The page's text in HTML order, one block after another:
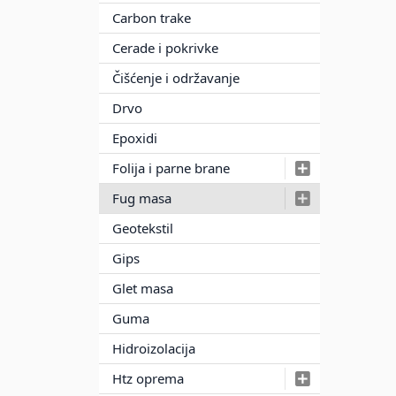
Carbon trake
Cerade i pokrivke
Čišćenje i održavanje
Drvo
Epoxidi
Folija i parne brane
Fug masa
Geotekstil
Gips
Glet masa
Guma
Hidroizolacija
Htz oprema